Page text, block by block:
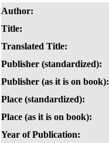
Author:
Title:
Translated Title:
Publisher (standardized):
Publisher (as it is on book):
Place (standardized):
Place (as it is on book):
Year of Publication: